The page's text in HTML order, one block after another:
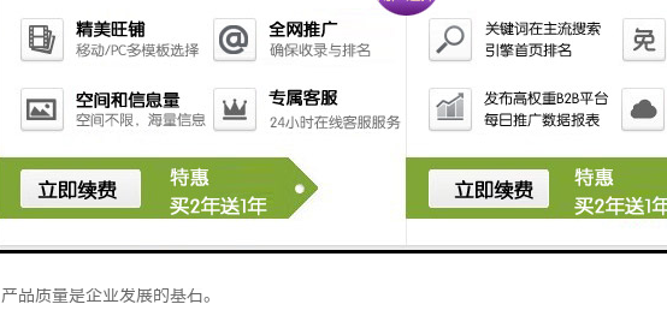
我们的服务贯穿售前咨询、方案设计、安装调试及后续维护的全过程。
我们建立了完善的服务体系，确保客户在使用过程中获得及时的技术支持。
品质保障，赢得客户信赖
产品质量是企业发展的基石。